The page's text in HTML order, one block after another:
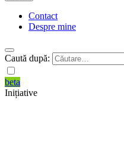
Contact
Despre mine
Caută după:
beta
Inițiative